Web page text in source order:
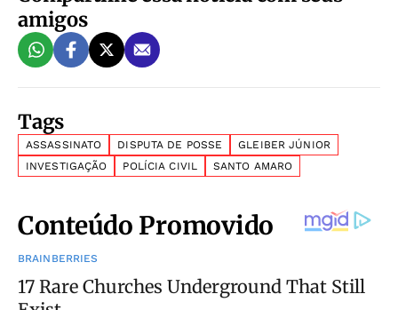
amigos
Tags
ASSASSINATO DISPUTA DE POSSE
GLEIBER JÚNIOR
INVESTIGAÇÃO
POLÍCIA CIVIL SANTO AMARO